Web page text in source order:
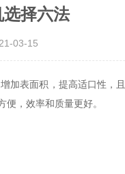
择六法
03-15
表面积，提高适口性
，效率和质量更好。